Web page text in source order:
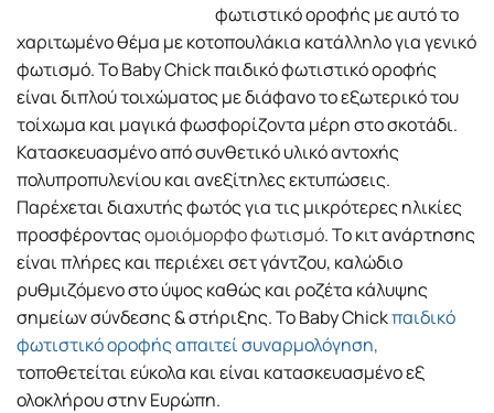
φωτιστικό οροφής με αυτό το
χαριτωμένο θέμα με κοτοπουλάκια κατάλληλο για γενικό
φωτισμό. To Baby Chick παιδικό φωτιστικό οροφής
είναι διπλού τοιχώματος με διάφανο το εξωτερικό του
τοίχωμα και μαγικά φωσφορίζοντα μέρη στο σκοτάδι.
Κατασκευασμένο από συνθετικό υλικό αντοχής
πολυπροπυλενίου και ανεξίτηλες εκτυπώσεις.
Παρέχεται διαχυτής φωτός για τις μικρότερες ηλικίες
προσφέρονταςομοιόμορφο φωτισμό. Το κιτ ανάρτησης
είναι πλήρες και περιέχει σετ γάντζου, καλώδιο
ρυθμιζόμενο στο ύψος καθώς και ροζέτα κάλυψης
σημείων σύνδεσης & στήριξης. Το Baby Chickπαιδικό
φωτιστικό οροφήςαπαιτεί συναρμολόγηση,
τοποθετείται εύκολα και είναι κατασκευασμένο εξ
ολοκλήρου στην Ευρώπη.